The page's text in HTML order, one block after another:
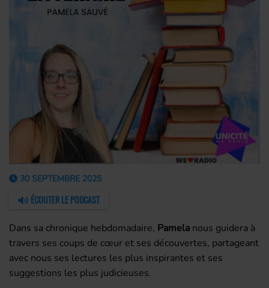
30 SEPTEMBRE 2025
ÉCOUTER LE PODCAST
Dans sa chronique hebdomadaire, Pamela nous guidera à
travers ses coups de cœur et ses découvertes, partageant
avec nous ses lectures les plus inspirantes et ses
suggestions les plus judicieuses.